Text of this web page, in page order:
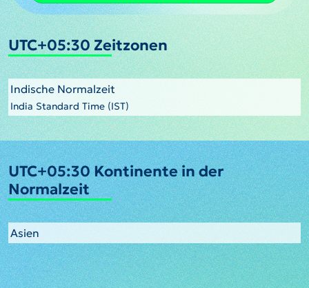
UTC+05:30 Zeitzonen
Indische Normalzeit
India Standard Time (IST)
UTC+05:30 Kontinente in der
Normalzeit
Asien